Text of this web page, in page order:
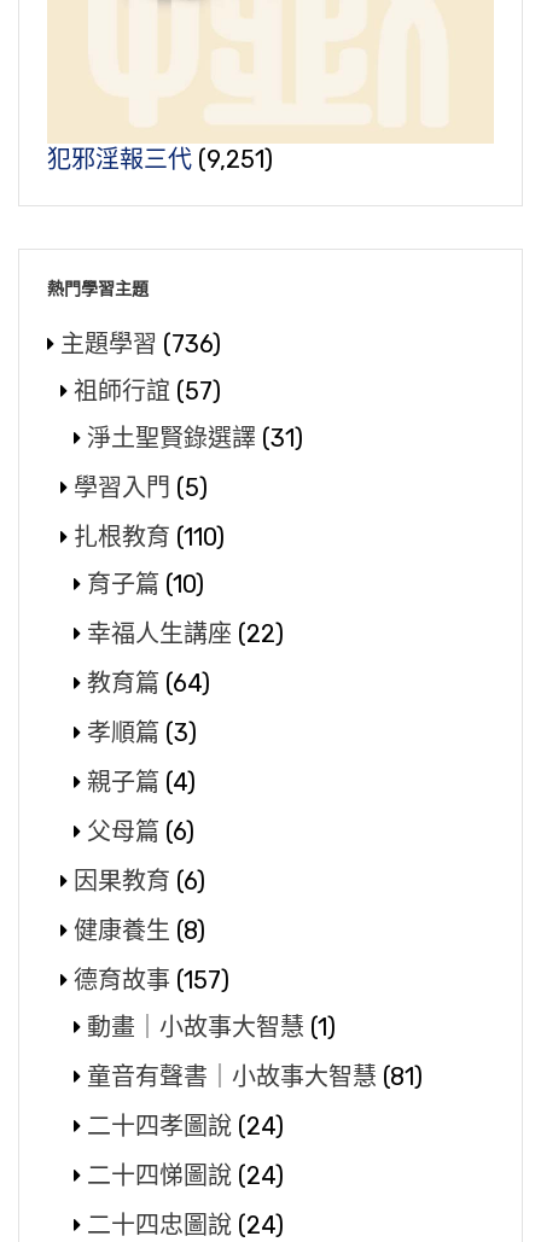
犯邪淫報三代 (9,251)
熱門學習主題
主題學習 (736)
祖師行誼 (57)
淨土聖賢錄選譯 (31)
學習入門 (5)
扎根教育 (110)
育子篇 (10)
幸福人生講座 (22)
教育篇 (64)
孝順篇 (3)
親子篇 (4)
父母篇 (6)
因果教育 (6)
健康養生 (8)
德育故事 (157)
動畫｜小故事大智慧 (1)
童音有聲書｜小故事大智慧 (81)
二十四孝圖說 (24)
二十四悌圖說 (24)
二十四忠圖說 (24)